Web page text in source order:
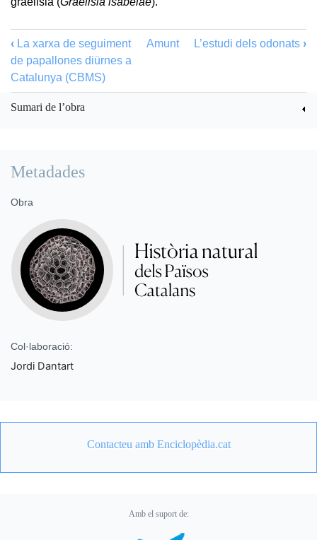
‹ La xarxa de seguiment
de papallones diürnes a
Catalunya (CBMS)
Amunt L’estudi dels odonats ›
Sumari de l’obra
Metadades
Obra
Col·laboració:
Jordi Dantart
Contacteu amb Enciclopèdia.cat
Amb el suport de: